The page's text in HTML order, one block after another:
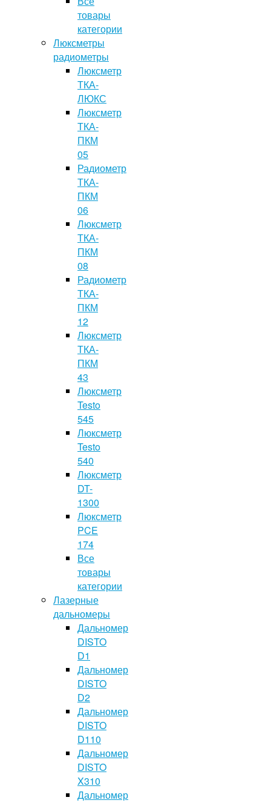
товары
категории
Люксметры
радиометры
Люксметр
ТКА-
ЛЮКС
Люксметр
ТКА-
ПКМ
05
Радиометр
ТКА-
ПКМ
06
Люксметр
ТКА-
ПКМ
08
Радиометр
ТКА-
ПКМ
12
Люксметр
ТКА-
ПКМ
43
Люксметр
Testo
545
Люксметр
Testo
540
Люксметр
DT-
1300
Люксметр
PCE
174
Все
товары
категории
Лазерные
дальномеры
Дальномер
DISTO
D1
Дальномер
DISTO
D2
Дальномер
DISTO
D110
Дальномер
DISTO
X310
Дальномер